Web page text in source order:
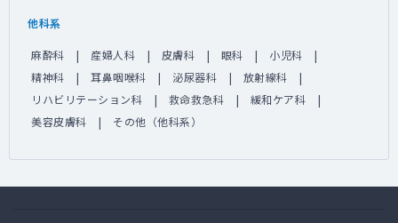
他科系
麻酔科 産婦人科 皮膚科 眼科
小児科
精神科
耳鼻咽喉科 泌尿器科
放射線科
リハビリテーション科
救命救急科
緩和ケア科
美容皮膚科
その他（他科系）